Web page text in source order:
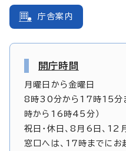
庁舎案内
開庁時間
月曜日から金曜日
8時30分から17時15分ま
時から16時45分）
祝日・休日、8月6日、
窓口へは、17時までにお